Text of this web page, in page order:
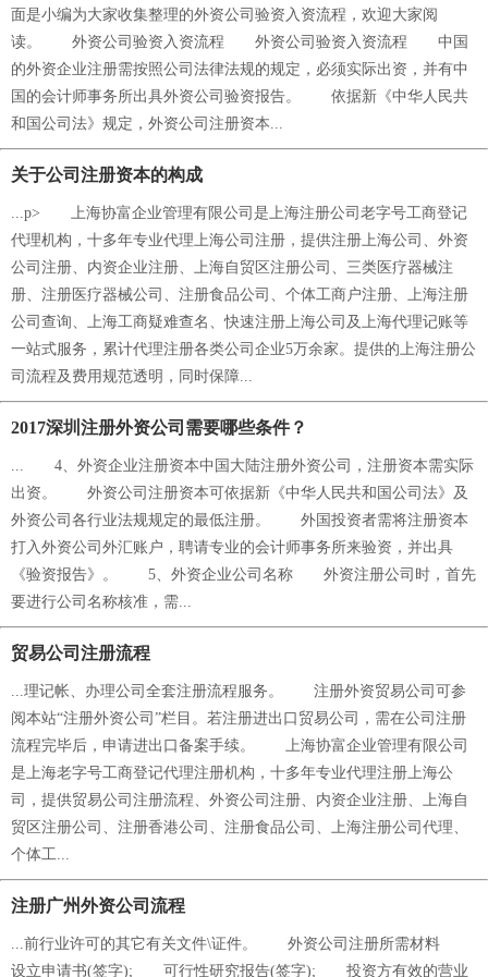
面是小编为大家收集整理的外资公司验资入资流程，欢迎大家阅
读。 外资公司验资入资流程 外资公司验资入资流程 中国
的外资企业注册需按照公司法律法规的规定，必须实际出资，并有中
国的会计师事务所出具外资公司验资报告。 依据新《中华人民共
和国公司法》规定，外资公司注册资本...
关于公司注册资本的构成
...p> 上海协富企业管理有限公司是上海注册公司老字号工商登记
代理机构，十多年专业代理上海公司注册，提供注册上海公司、外资
公司注册、内资企业注册、上海自贸区注册公司、三类医疗器械注
册、注册医疗器械公司、注册食品公司、个体工商户注册、上海注册
公司查询、上海工商疑难查名、快速注册上海公司及上海代理记账等
一站式服务，累计代理注册各类公司企业5万余家。提供的上海注册公
司流程及费用规范透明，同时保障...
2017深圳注册外资公司需要哪些条件？
... 4、外资企业注册资本中国大陆注册外资公司，注册资本需实际
出资。 外资公司注册资本可依据新《中华人民共和国公司法》及
外资公司各行业法规规定的最低注册。 外国投资者需将注册资本
打入外资公司外汇账户，聘请专业的会计师事务所来验资，并出具
《验资报告》。 5、外资企业公司名称 外资注册公司时，首先
要进行公司名称核准，需...
贸易公司注册流程
...理记帐、办理公司全套注册流程服务。 注册外资贸易公司可参
阅本站“注册外资公司”栏目。若注册进出口贸易公司，需在公司注册
流程完毕后，申请进出口备案手续。 上海协富企业管理有限公司
是上海老字号工商登记代理注册机构，十多年专业代理注册上海公
司，提供贸易公司注册流程、外资公司注册、内资企业注册、上海自
贸区注册公司、注册香港公司、注册食品公司、上海注册公司代理、
个体工...
注册广州外资公司流程
...前行业许可的其它有关文件\证件。 外资公司注册所需材料
设立申请书(签字); 可行性研究报告(签字); 投资方有效的营业